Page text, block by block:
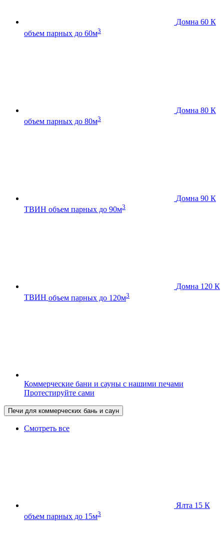
Домна 60 К
объем парных до 60м3
Домна 80 К
объем парных до 80м3
Домна 90 К
ТВИН объем парных до 90м3
Домна 120 К
ТВИН объем парных до 120м3
Коммерческие бани и сауны с нашими печами
Протестируйте сами
Печи для коммерческих бань и саун
Смотреть все
Ялта 15 К
объем парных до 15м3